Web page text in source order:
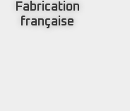
Fabrication
française